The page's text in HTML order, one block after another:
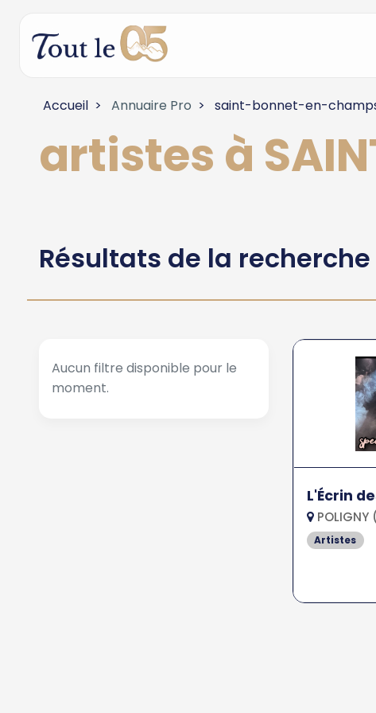
Accueil Annuaire Pro saint-bonnet-en-
artistes à
Résultats de la recherche
Aucun filtre disponible pour le
moment.
L'Écrin
Artistes